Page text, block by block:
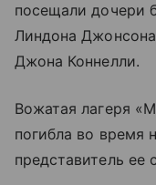
посещали дочери
Линдона
Джона Коннелли.
Вожатая лагеря
погибла во время
представитель ее